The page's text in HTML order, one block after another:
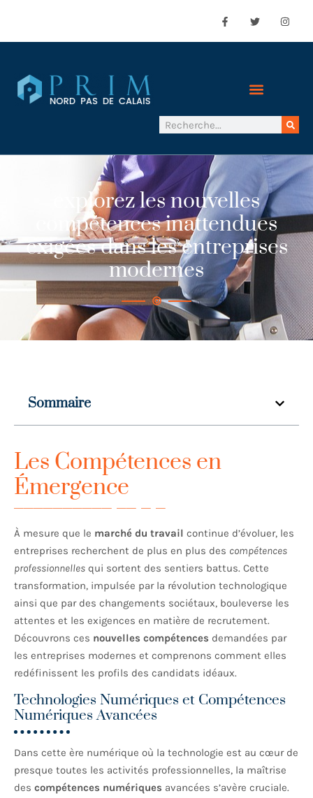
explorez les nouvelles
compétences inattendues
exigées dans les entreprises
modernes
Sommaire
Les Compétences en
Émergence
À mesure que le marché du travail continue d’évoluer, les
entreprises recherchent de plus en plus des compétences
professionnelles qui sortent des sentiers battus. Cette
transformation, impulsée par la révolution technologique
ainsi que par des changements sociétaux, bouleverse les
attentes et les exigences en matière de recrutement.
Découvrons ces nouvelles compétences demandées par
les entreprises modernes et comprenons comment elles
redéfinissent les profils des candidats idéaux.
Technologies Numériques et Compétences
Numériques Avancées
Dans cette ère numérique où la technologie est au cœur de
presque toutes les activités professionnelles, la maîtrise
des compétences numériques avancées s’avère cruciale.